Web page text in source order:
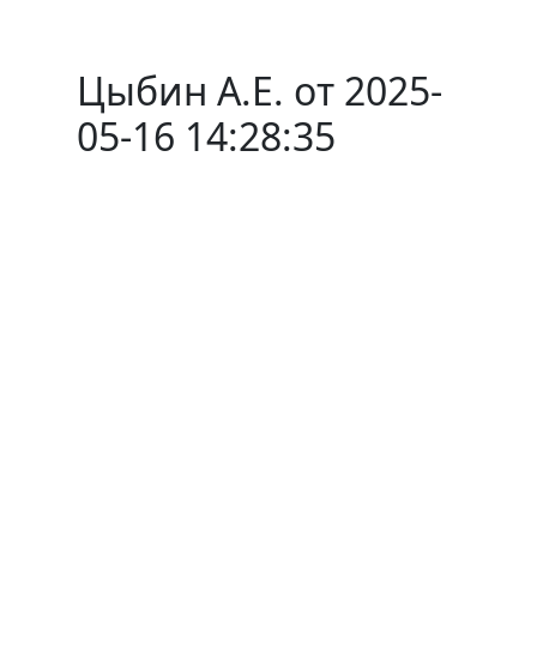
Цыбин А.Е. от 2025-
05-16 14:28:35